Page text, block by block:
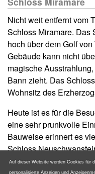
Nicht weit entfernt vom
Schloss Miramare. Das
hoch über dem Golf
Gebäude kann nicht
magische
Bann zieht. Das
Wohnsitz des
Heute ist es für die
eine sehr prunkvolle
Bauweise erinnert es
Schloss
märchenhaft, sondern
Auf dieser Website werden Cookies für
personalisierte Anzeigen und